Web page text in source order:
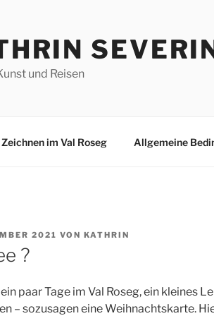
und Reisen
im Val Roseg Allgemeine
2021 VON KATHRIN
?
paar Tage im Val Roseg, ein kleines
– sozusagen eine Weihnachtskarte.